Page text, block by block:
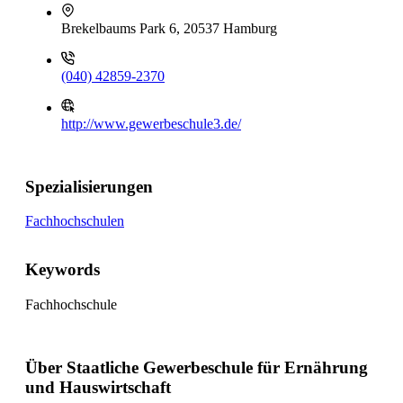
Brekelbaums Park 6, 20537 Hamburg
(040) 42859-2370
http://www.gewerbeschule3.de/
Spezialisierungen
Fachhochschulen
Keywords
Fachhochschule
Über Staatliche Gewerbeschule für Ernährung
und Hauswirtschaft